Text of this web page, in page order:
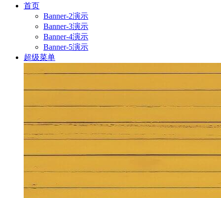
首页
Banner-2演示
Banner-3演示
Banner-4演示
Banner-5演示
超级菜单